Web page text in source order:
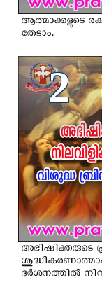
ആത്മാക്കളുടെ
തേടാം.
2
അഭിഷിക്തരുടെ
ദർശനത്തിൽ